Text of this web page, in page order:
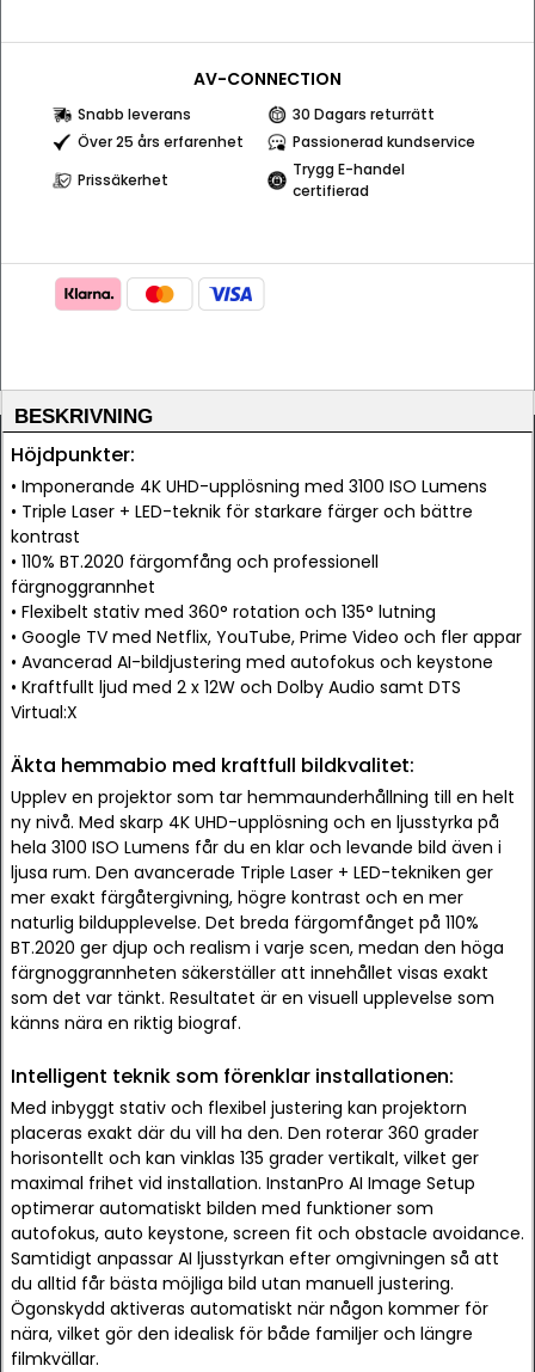
AV-CONNECTION
Snabb leverans
30 Dagars returrätt
Över 25 års erfarenhet
Passionerad kundservice
Prissäkerhet
Trygg E-handel
certifierad
BESKRIVNING
Höjdpunkter:
• Imponerande 4K UHD-upplösning med 3100 ISO Lumens
• Triple Laser + LED-teknik för starkare färger och bättre
kontrast
• 110% BT.2020 färgomfång och professionell
färgnoggrannhet
• Flexibelt stativ med 360° rotation och 135° lutning
• Google TV med Netflix, YouTube, Prime Video och fler appar
• Avancerad AI-bildjustering med autofokus och keystone
• Kraftfullt ljud med 2 x 12W och Dolby Audio samt DTS
Virtual:X
Äkta hemmabio med kraftfull bildkvalitet:
Upplev en projektor som tar hemmaunderhållning till en helt
ny nivå. Med skarp 4K UHD-upplösning och en ljusstyrka på
hela 3100 ISO Lumens får du en klar och levande bild även i
ljusa rum. Den avancerade Triple Laser + LED-tekniken ger
mer exakt färgåtergivning, högre kontrast och en mer
naturlig bildupplevelse. Det breda färgomfånget på 110%
BT.2020 ger djup och realism i varje scen, medan den höga
färgnoggrannheten säkerställer att innehållet visas exakt
som det var tänkt. Resultatet är en visuell upplevelse som
känns nära en riktig biograf.
Intelligent teknik som förenklar installationen:
Med inbyggt stativ och flexibel justering kan projektorn
placeras exakt där du vill ha den. Den roterar 360 grader
horisontellt och kan vinklas 135 grader vertikalt, vilket ger
maximal frihet vid installation. InstanPro AI Image Setup
optimerar automatiskt bilden med funktioner som
autofokus, auto keystone, screen fit och obstacle avoidance.
Samtidigt anpassar AI ljusstyrkan efter omgivningen så att
du alltid får bästa möjliga bild utan manuell justering.
Ögonskydd aktiveras automatiskt när någon kommer för
nära, vilket gör den idealisk för både familjer och längre
filmkvällar.